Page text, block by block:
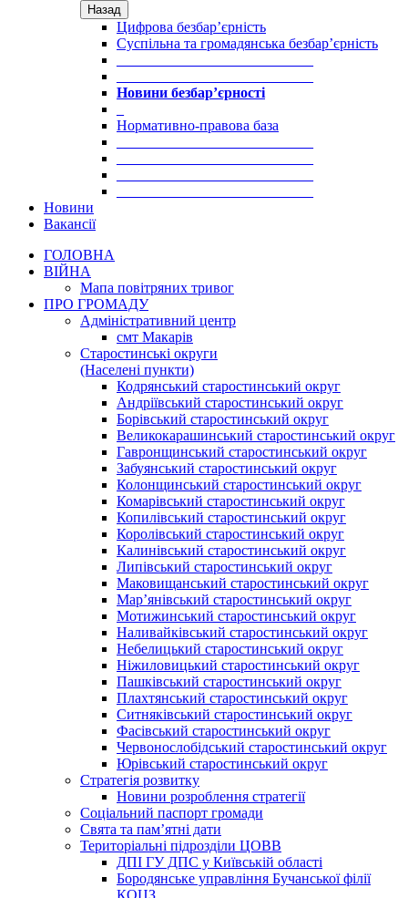
Назад
Цифрова безбар’єрність
Суспільна та громадянська безбар’єрність
Новини безбар’єрності
Нормативно-правова база
Новини
Вакансії
ГОЛОВНА
ВІЙНА
Мапа повітряних тривог
ПРО ГРОМАДУ
Aдміністративний центр
смт Макарів
Старостинські округи
(Населені пункти)
Кодрянський старостинський округ
Андріївський старостинський округ
Борівський старостинський округ
Великокарашинський старостинський округ
Гавронщинський старостинський округ
Забуянський старостинський округ
Колонщинський старостинський округ
Комарівський старостинський округ
Копилівський старостинський округ
Королівський старостинський округ
Калинівський старостинський округ
Липівський старостинський округ
Маковищанський старостинський округ
Мар’янівський старостинський округ
Мотижинський старостинський округ
Наливайківський старостинський округ
Небелицький старостинський округ
Ніжиловицький старостинський округ
Пашківський старостинський округ
Плахтянський старостинський округ
Ситняківський старостинський округ
Фасівський старостинський округ
Червонослобідський старостинський округ
Юрівський старостинський округ
Стратегія розвитку
Новини розроблення стратегії
Соціальний паспорт громади
Свята та пам’ятні дати
Територіальні підрозділи ЦОВВ
ДПІ ГУ ДПС у Київській області
Бородянське управління Бучанської філії
КОЦЗ